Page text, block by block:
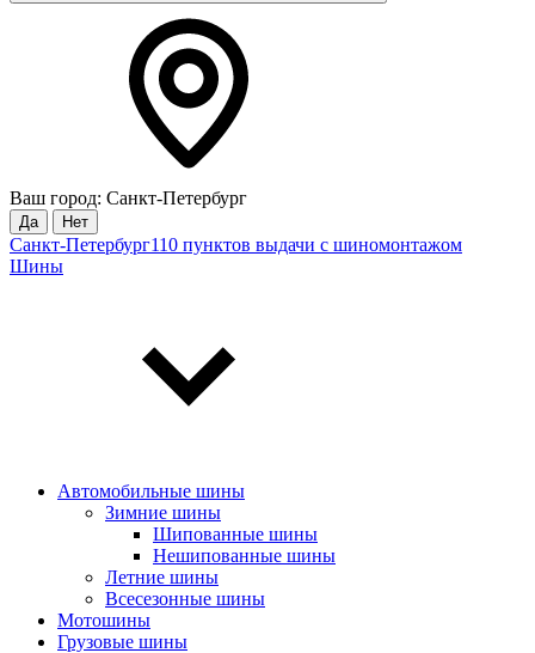
Ваш город: Санкт-Петербург
Да Нет
Санкт-Петербург110 пунктов выдачи с шиномонтажом
Шины
Автомобильные шины
Зимние шины
Шипованные шины
Нешипованные шины
Летние шины
Всесезонные шины
Мотошины
Грузовые шины